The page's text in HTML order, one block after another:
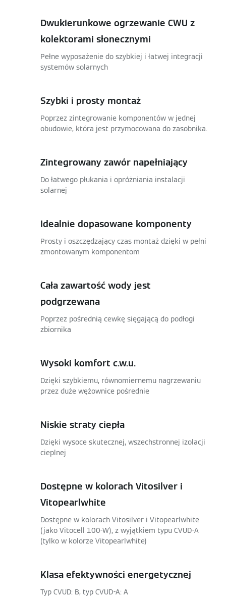
Dwukierunkowe ogrzewanie CWU z
kolektorami słonecznymi
Pełne wyposażenie do szybkiej i łatwej integracji
systemów solarnych
Szybki i prosty montaż
Poprzez zintegrowanie komponentów w jednej
obudowie, która jest przymocowana do zasobnika.
Zintegrowany zawór napełniający
Do łatwego płukania i opróżniania instalacji
solarnej
Idealnie dopasowane komponenty
Prosty i oszczędzający czas montaż dzięki w pełni
zmontowanym komponentom
Cała zawartość wody jest
podgrzewana
Poprzez pośrednią cewkę sięgającą do podłogi
zbiornika
Wysoki komfort c.w.u.
Dzięki szybkiemu, równomiernemu nagrzewaniu
przez duże wężownice pośrednie
Niskie straty ciepła
Dzięki wysoce skutecznej, wszechstronnej izolacji
cieplnej
Dostępne w kolorach Vitosilver i
Vitopearlwhite
Dostępne w kolorach Vitosilver i Vitopearlwhite
(jako Vitocell 100-W), z wyjątkiem typu CVUD-A
(tylko w kolorze Vitopearlwhite)
Klasa efektywności energetycznej
Typ CVUD: B, typ CVUD-A: A